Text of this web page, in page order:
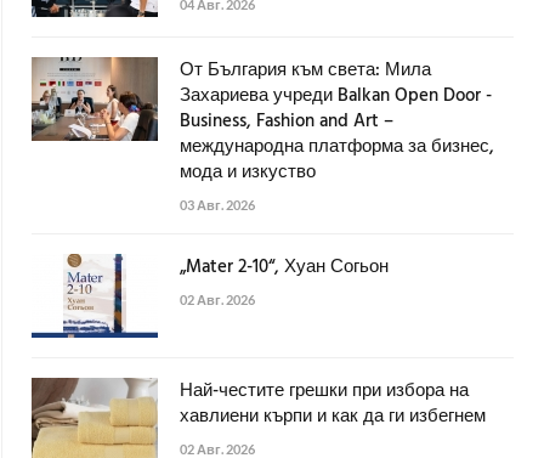
04 Авг. 2026
От България към света: Мила
Захариева учреди Balkan Open Door -
Business, Fashion and Art –
международна платформа за бизнес,
мода и изкуство
03 Авг. 2026
„Mater 2-10“, Хуан Согьон
02 Авг. 2026
Най-честите грешки при избора на
хавлиени кърпи и как да ги избегнем
02 Авг. 2026